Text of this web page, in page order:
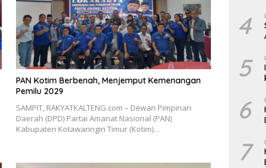
PAN Kotim Berbenah, Menjemput Kemenangan
Pemilu 2029
SAMPIT, RAKYATKALTENG.com – Dewan Pimpinan
Daerah (DPD) Partai Amanat Nasional (PAN)
Kabupaten Kotawaringin Timur (Kotim)…
4
5
6
7